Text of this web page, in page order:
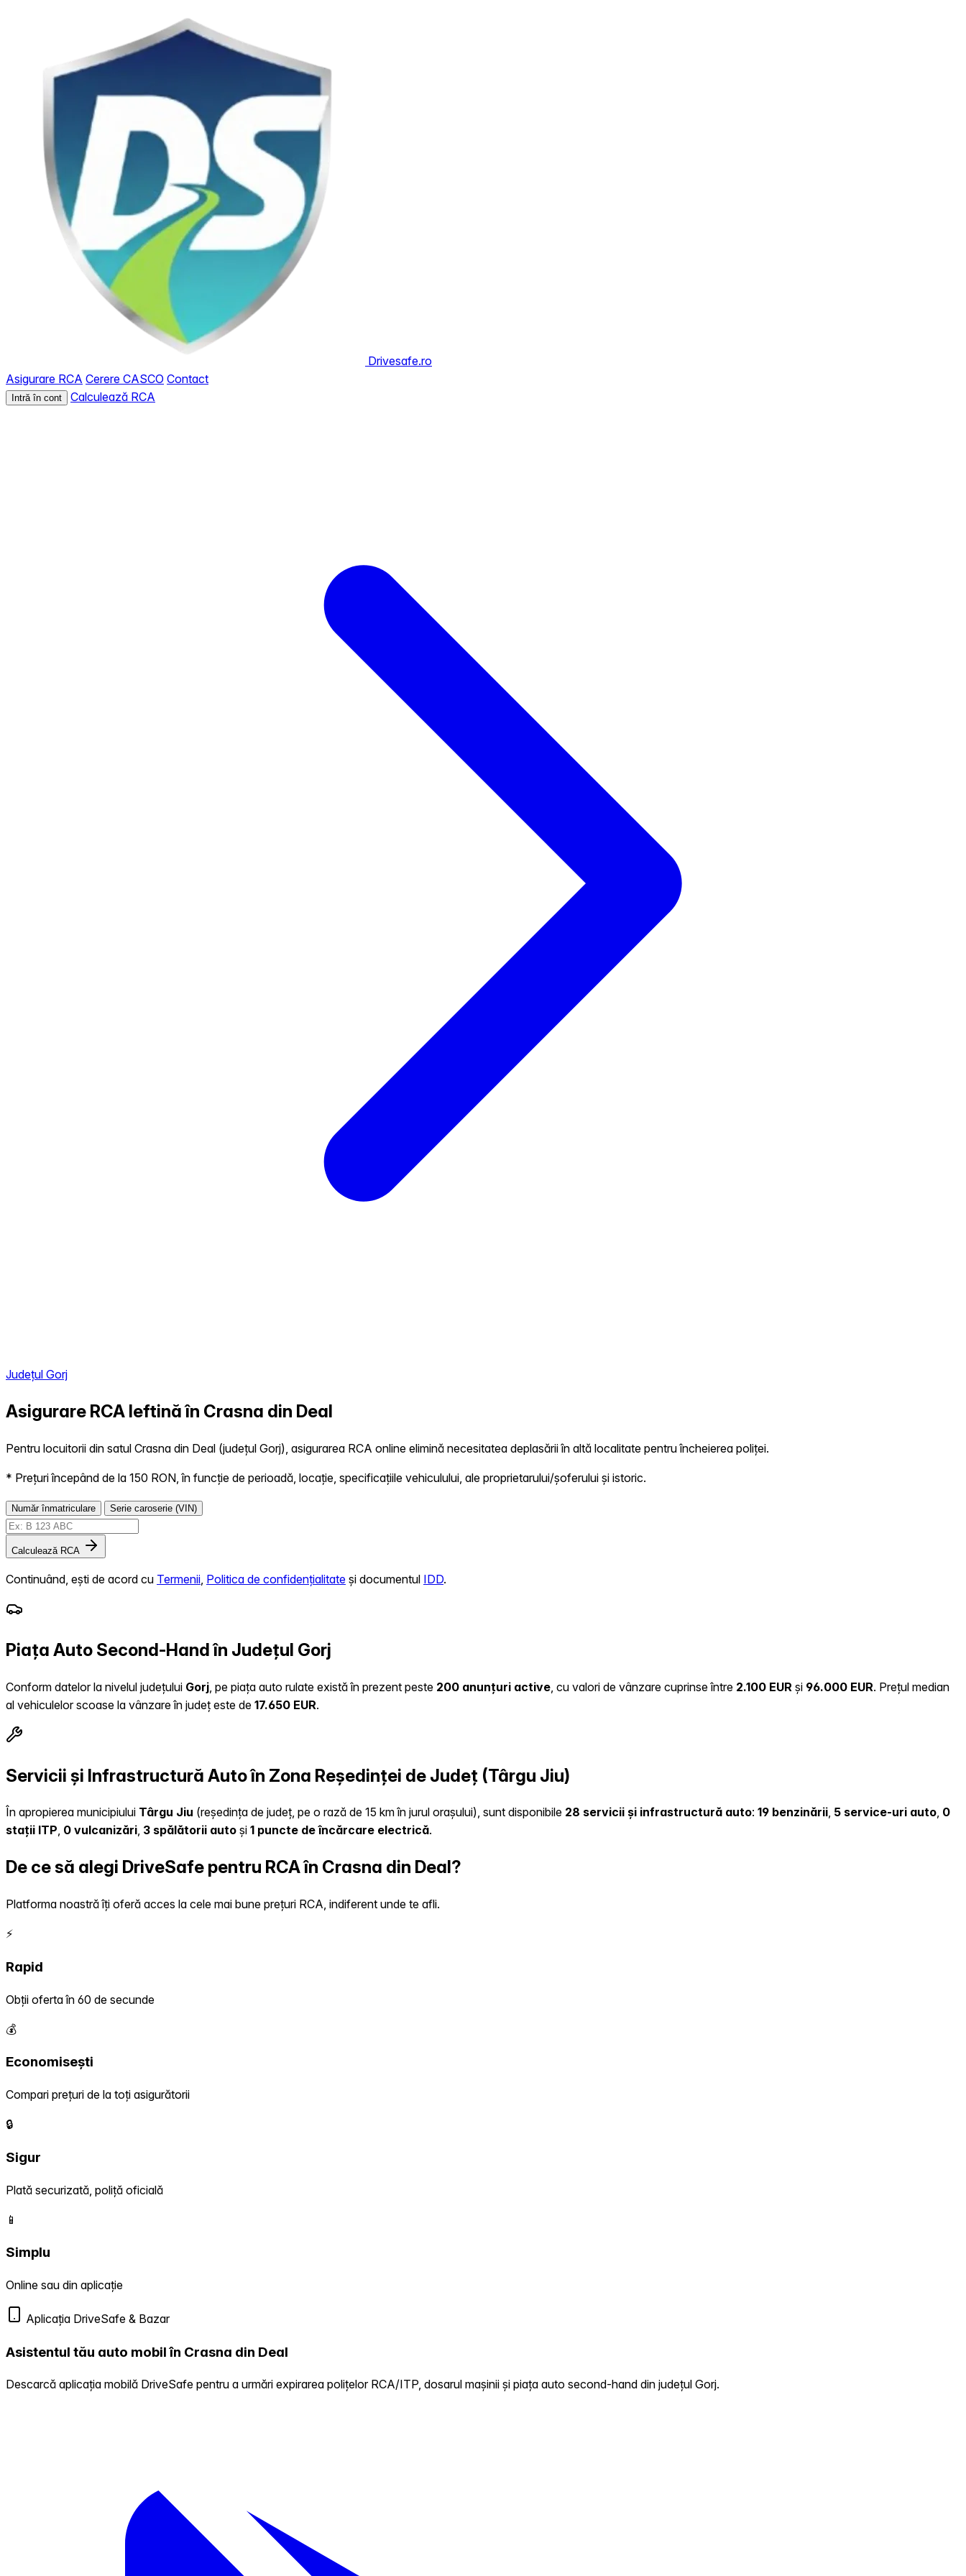
Drivesafe.ro
Asigurare RCA Cerere CASCO Contact
Intră în cont Calculează RCA
Județul Gorj
Asigurare RCA Ieftină în Crasna din Deal
Pentru locuitorii din satul Crasna din Deal (județul Gorj), asigurarea RCA online elimină necesitatea deplasării în altă localitate pentru încheierea poliței.
* Prețuri începând de la 150 RON, în funcție de perioadă, locație, specificațiile vehiculului, ale proprietarului/șoferului și istoric.
Număr înmatriculare Serie caroserie (VIN)
Calculează RCA
Continuând, ești de acord cu Termenii Politica de confidențialitate și documentul IDD.
Piața Auto Second-Hand în Județul Gorj
Conform datelor la nivelul județului Gorj , pe piața auto rulate există în prezent peste 200 anunțuri active , cu valori de vânzare cuprinse între 2.100 EUR și 96.000 EUR. Prețul median
al vehiculelor scoase la vânzare în județ este de 17.650 EUR.
Servicii și Infrastructură Auto în Zona Reședinței de Județ (Târgu Jiu)
În apropierea municipiului Târgu Jiu (reședința de județ, pe o rază de 15 km în jurul orașului), sunt disponibile 28 servicii și infrastructură auto: 19 benzinării, 5 service-uri auto, 0
stații ITP, 0 vulcanizări, 3 spălătorii auto și 1 puncte de încărcare electrică.
De ce să alegi DriveSafe pentru RCA în Crasna din Deal?
Platforma noastră îți oferă acces la cele mai bune prețuri RCA, indiferent unde te afli.
⚡
Rapid
Obții oferta în 60 de secunde
💰
Economisești
Compari prețuri de la toți asigurătorii
🔒
Sigur
Plată securizată, poliță oficială
📱
Simplu
Online sau din aplicație
Aplicația DriveSafe & Bazar
Asistentul tău auto mobil în Crasna din Deal
Descarcă aplicația mobilă DriveSafe pentru a urmări expirarea polițelor RCA/ITP, dosarul mașinii și piața auto second-hand din județul Gorj.